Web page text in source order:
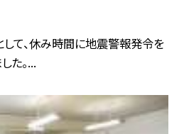
て、休み時間に地震警報発令を
た。...